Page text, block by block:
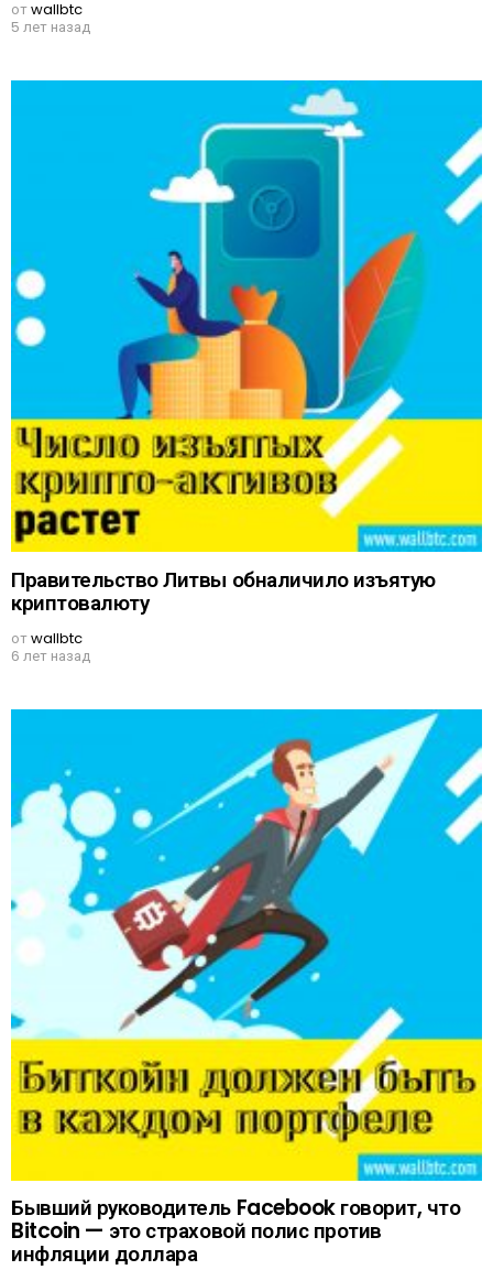
отwallbtc
5 лет назад
Правительство Литвы обналичило изъятую
криптовалюту
отwallbtc
6 лет назад
Бывший руководитель Facebook говорит, что
Bitcoin — это страховой полис против
инфляции доллара